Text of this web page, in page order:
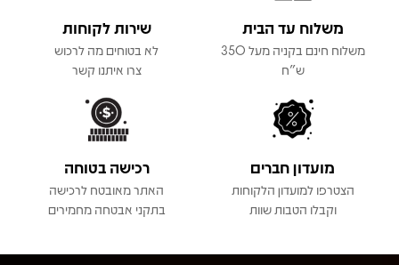
משלוח עד הבית
משלוח חינם בקניה מעל 350
ש"ח
שירות לקוחות
לא בטוחים מה לרכוש
צרו איתנו קשר
מועדון חברים
הצטרפו למועדון הלקוחות
וקבלו הטבות שוות
רכישה בטוחה
האתר מאובטח לרכישה
בתקני אבטחה מחמירים